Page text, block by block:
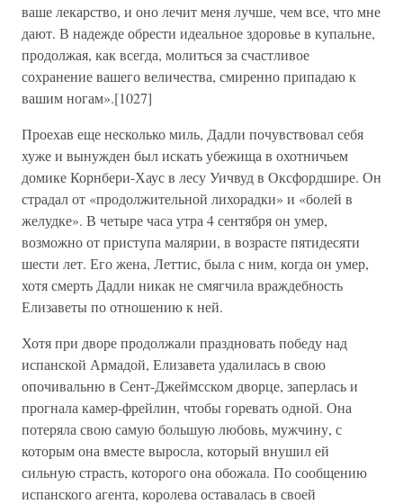
ваше лекарство, и оно лечит меня лучше, чем все, что мне
дают. В надежде обрести идеальное здоровье в купальне,
продолжая, как всегда, молиться за счастливое
сохранение вашего величества, смиренно припадаю к
вашим ногам».[1027]
Проехав еще несколько миль, Дадли почувствовал себя
хуже и вынужден был искать убежища в охотничьем
домике Корнбери-Хаус в лесу Уичвуд в Оксфордшире. Он
страдал от «продолжительной лихорадки» и «болей в
желудке». В четыре часа утра 4 сентября он умер,
возможно от приступа малярии, в возрасте пятидесяти
шести лет. Его жена, Леттис, была с ним, когда он умер,
хотя смерть Дадли никак не смягчила враждебность
Елизаветы по отношению к ней.
Хотя при дворе продолжали праздновать победу над
испанской Армадой, Елизавета удалилась в свою
опочивальню в Сент-Джеймсском дворце, заперлась и
прогнала камер-фрейлин, чтобы горевать одной. Она
потеряла свою самую большую любовь, мужчину, с
которым она вместе выросла, который внушил ей
сильную страсть, которого она обожала. По сообщению
испанского агента, королева оставалась в своей